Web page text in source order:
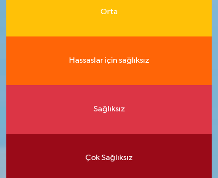
Orta
Hassaslar için sağlıksız
Sağlıksız
Çok Sağlıksız